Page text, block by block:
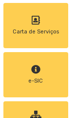
Carta de Serviços
e-SIC